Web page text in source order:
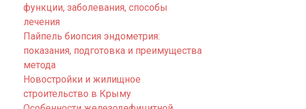
функции, заболевания, способы
лечения
Пайпель биопсия эндометрия:
показания, подготовка и преимущества
метода
Новостройки и жилищное
строительство в Крыму